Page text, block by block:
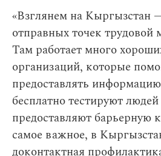
«‎Взглянем на Кыргызстан
отправных точек
Там работает много
организаций, которые
предоставлять
бесплатно тестируют
предоставляют барьерную
самое важное, в
доконтактная